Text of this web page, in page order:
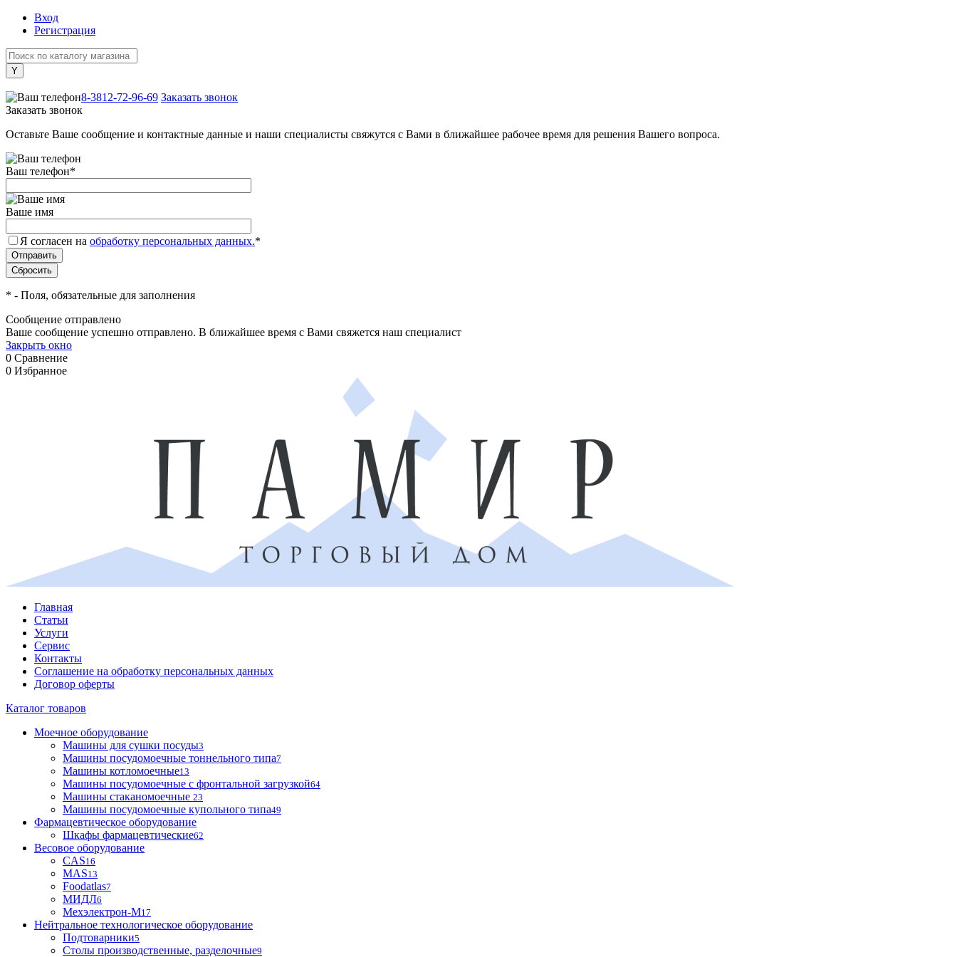
Вход
Регистрация
8-3812-72-96-69 Заказать звонок
Заказать звонок
Оставьте Ваше сообщение и контактные данные и наши специалисты свяжутся с Вами в ближайшее рабочее время для решения Вашего вопроса.
Ваш телефон*
Ваше имя
Я согласен на обработку персональных данных.*
* - Поля, обязательные для заполнения
Сообщение отправлено
Ваше сообщение успешно отправлено. В ближайшее время с Вами свяжется наш специалист
Закрыть окно
0 Сравнение
0 Избранное
Главная
Статьи
Услуги
Сервис
Контакты
Соглашение на обработку персональных данных
Договор оферты
Каталог товаров
Моечное оборудование
Машины для сушки посуды3
Машины посудомоечные тоннельного типа7
Машины котломоечные13
Машины посудомоечные с фронтальной загрузкой64
Машины стаканомоечные 23
Машины посудомоечные купольного типа49
Фармацевтическое оборудование
Шкафы фармацевтические62
Весовое оборудование
CAS16
MAS13
Foodatlas7
МИДЛ6
Мехэлектрон-М17
Нейтральное технологическое оборудование
Подтоварники5
Столы производственные, разделочные9